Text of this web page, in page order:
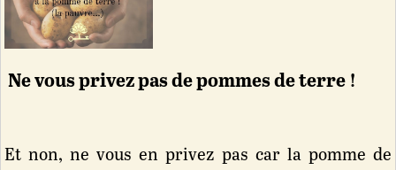
Ne vous privez pas de pommes de terre !
Et non, ne vous en privez pas car la pomme de